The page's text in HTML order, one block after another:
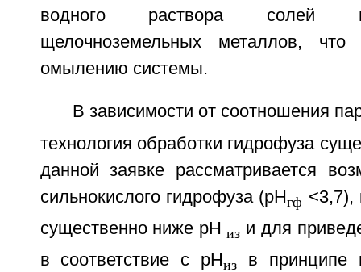
водного раствора солей
щелочноземельных металлов,
омылению системы.
В зависимости от соотношения
технология обработки гидрофуза
данной заявке рассматривается
сильнокислого гидрофуза (pHгф <3,7),
существенно ниже pH из и для
в соответствие с pHиз
в принципе